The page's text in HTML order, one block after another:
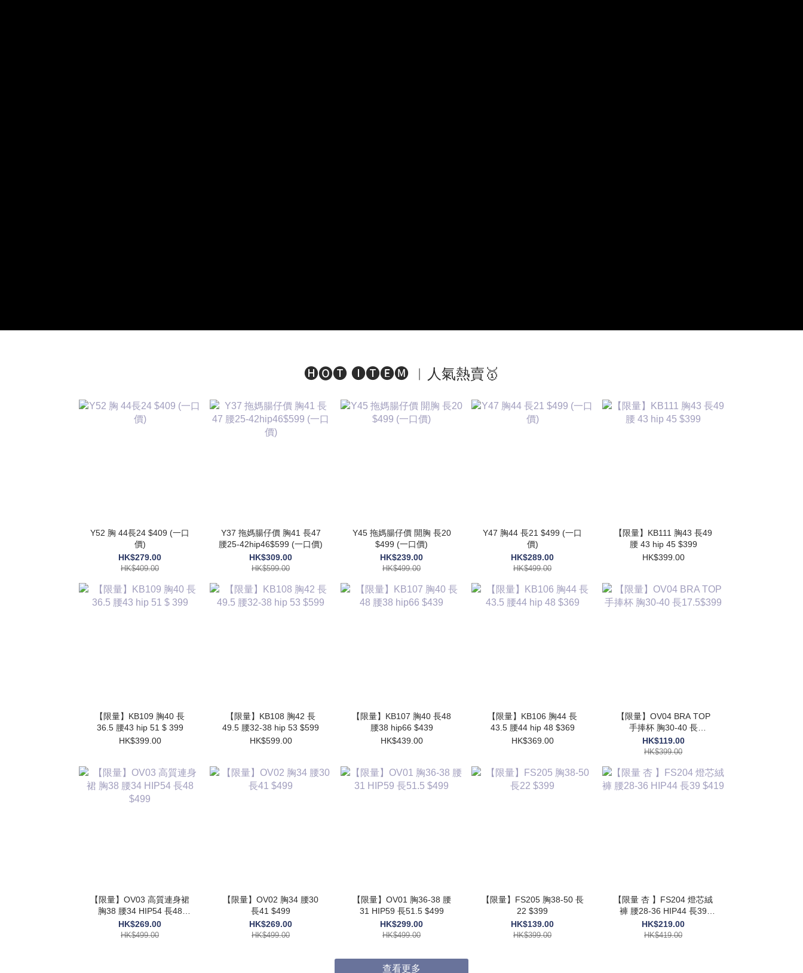
🅗🅞🅣 🅘🅣🅔🅜 ︱人氣熱賣🥇
Y52 胸 44長24 $409 (一口
價)
HK$279.00
HK$409.00
Y37 拖媽腸仔價 胸41 長47
腰25-42hip46$599 (一口價)
HK$309.00
HK$599.00
Y45 拖媽腸仔價 開胸 長20
$499 (一口價)
HK$239.00
HK$499.00
Y47 胸44 長21 $499 (一口
價)
HK$289.00
HK$499.00
【限量】KB111 胸43 長49
腰 43 hip 45 $399
HK$399.00
【限量】KB109 胸40 長
36.5 腰43 hip 51 $ 399
HK$399.00
【限量】KB108 胸42 長
49.5 腰32-38 hip 53 $599
HK$599.00
【限量】KB107 胸40 長48
腰38 hip66 $439
HK$439.00
【限量】KB106 胸44 長
43.5 腰44 hip 48 $369
HK$369.00
【限量】OV04 BRA TOP
手捧杯 胸30-40 長
17.5$399
HK$119.00
HK$399.00
【限量】OV03 高質連身裙
胸38 腰34 HIP54 長48
$499
HK$269.00
HK$499.00
【限量】OV02 胸34 腰30
長41 $499
HK$269.00
HK$499.00
【限量】OV01 胸36-38 腰
31 HIP59 長51.5 $499
HK$299.00
HK$499.00
【限量】FS205 胸38-50 長
22 $399
HK$139.00
HK$399.00
【限量 杏 】FS204 燈芯絨
褲 腰28-36 HIP44 長39
$419
HK$219.00
HK$419.00
查看更多